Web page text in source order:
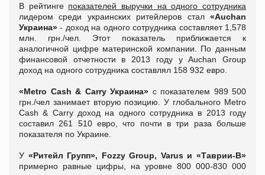
В рейтинге показателей выручки на одного сотрудника
лидером среди украинских ритейлеров стал «Auchan
Украина» - доход на одного сотрудника составляет 1,578
млн. грн./чел. Этот показатель приближается к
аналогичной цифре материнской компании. По данным
финансовой отчетности в 2013 году у Аuchan Group
доход на одного сотрудника составлял 158 932 евро.
«Metro Cash & Carry Украина» с показателем 989 500
грн./чел занимает вторую позицию. У глобального Metro
Cash & Carry доход на одного сотрудника в 2013 году
составил 261 510 евро, что почти в три раза больше
показателя по Украине.
У «Ритейл Групп», Fozzy Group, Varus и «Таврии-В»
примерно равные цифры, на уровне 800 000-830 000